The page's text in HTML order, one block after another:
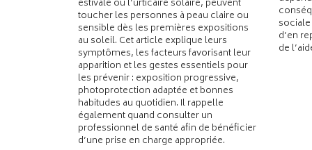
estivale ou l’urticaire solaire, peuvent
toucher les personnes à peau claire ou
sensible dès les premières expositions
au soleil. Cet article explique leurs
symptômes, les facteurs favorisant leur
apparition et les gestes essentiels pour
les prévenir : exposition progressive,
photoprotection adaptée et bonnes
habitudes au quotidien. Il rappelle
également quand consulter un
professionnel de santé afin de bénéficier
d’une prise en charge appropriée.
d’en
de